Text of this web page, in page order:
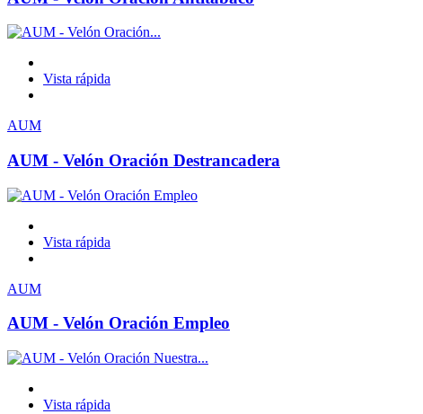
Vista rápida
AUM
AUM - Velón Oración Destrancadera
Vista rápida
AUM
AUM - Velón Oración Empleo
Vista rápida